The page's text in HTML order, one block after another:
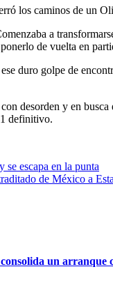
los caminos de un
a
de vuelta en
duro golpe de
desorden y en
definitivo.
se escapa en la punta
de México a
un arranque